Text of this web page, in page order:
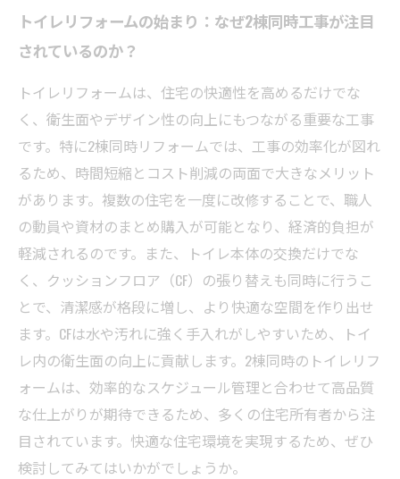
ームの流れを詳しく解説
快適性が格段に向上！2棟同時トイレリフォーム
後のお客様の声と成功事例
トイレリフォームの基礎知識：単独工事との違
いやメリットを確認しよう
これから始める人必見！2棟同時トイレリフォー
ムで快適な住まいを実現するポイント
トイレリフォームの始まり：なぜ2棟同時工事が注目
されているのか？
トイレリフォームは、住宅の快適性を高めるだけでな
く、衛生面やデザイン性の向上にもつながる重要な工事
です。特に2棟同時リフォームでは、工事の効率化が図れ
るため、時間短縮とコスト削減の両面で大きなメリット
があります。複数の住宅を一度に改修することで、職人
の動員や資材のまとめ購入が可能となり、経済的負担が
軽減されるのです。また、トイレ本体の交換だけでな
く、クッションフロア（CF）の張り替えも同時に行うこ
とで、清潔感が格段に増し、より快適な空間を作り出せ
ます。CFは水や汚れに強く手入れがしやすいため、トイ
レ内の衛生面の向上に貢献します。2棟同時のトイレリフ
ォームは、効率的なスケジュール管理と合わせて高品質
な仕上がりが期待できるため、多くの住宅所有者から注
目されています。快適な住宅環境を実現するため、ぜひ
検討してみてはいかがでしょうか。